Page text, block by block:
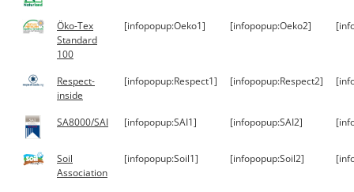
Öko-Tex
Standard
100
[infopopup:Oeko1] [infopopup:Oeko2]
Respect-
inside
[infopopup:Respect1] [infopopup:Respect2]
SA8000/SAI [infopopup:SAI1] [infopopup:SAI2]
Soil
Association
[infopopup:Soil1] [infopopup:Soil2]